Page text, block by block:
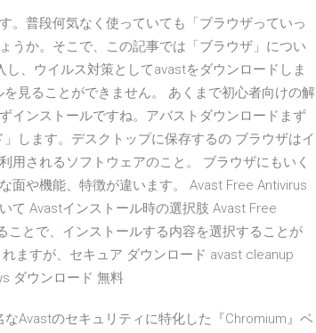
。普段何気なく使っていても「ブラウザっていっ
うか。そこで、この記事では「ブラウザ」につい
、ウイルス対策としてavastをダウンロードしま
見ることができません。 あくまで初心者向けの解
インストールですね。アバストダウンロードまず
します。デスクトップに保存するの ブラウザはイ
用されるソフトウェアのこと。 ブラウザにもいく
面や機能、特徴が違います。 Avast Free Antivirus
て Avastインストール時の選択肢 Avast Free
とで、インストールする内容を選択することが
ますが、セキュア ダウンロード avast cleanup
ダウンロード 無料
Avastのセキュリティに特化した『Chromium』ベ